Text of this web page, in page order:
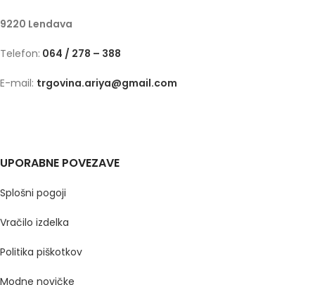
9220 Lendava
Telefon: 064 / 278 – 388
E-mail: trgovina.ariya@gmail.com
UPORABNE POVEZAVE
Splošni pogoji
Vračilo izdelka
Politika piškotkov
Modne novičke